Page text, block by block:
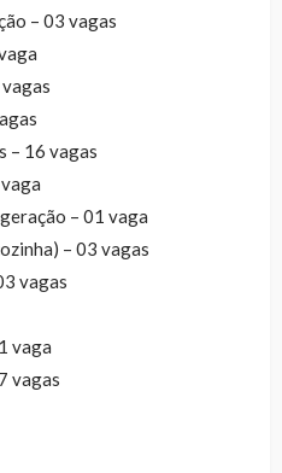
– 03 vagas
– 16 vagas
– 01 vaga
– 03 vagas
vagas
vaga
vagas